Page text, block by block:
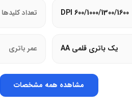
600/1000/1300/1600 DPI تعداد کلیدها
یک باتری قلمی AA عمر باتری
مشاهده همه مشخصات